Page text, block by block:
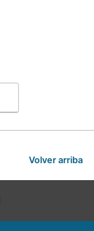
Volver arriba